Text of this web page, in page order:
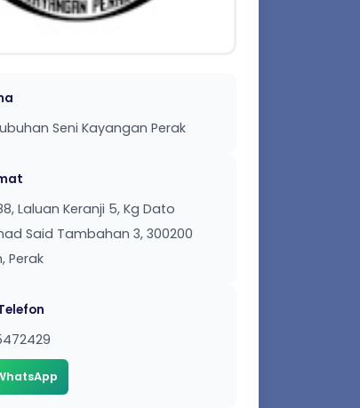
Seni Kayangan Perak
Laluan Keranji 5, Kg Dato
Said Tambahan 3, 300200
Perak